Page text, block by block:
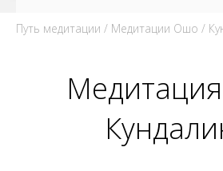
Путь медитации / Медитации Ошо /